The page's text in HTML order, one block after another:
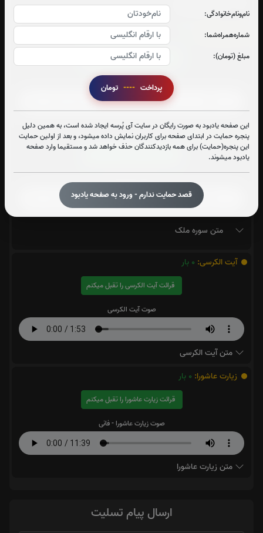
نام‌و‌نام‌خانوادگی:
شماره‌همراه‌شما:
مبلغ (تومان):
پرداخت ----
این صفحه یادبود به صورت رایگان در سایت آی پُرسه ایجاد شده است، به همین دلیل
پنجره حمایت در ابتدای صفحه برای کاربران نمایش داده میشود، و بعد از اولین حمایت
این پنجره(حمایت) برای همه بازدیدکنندگان حذف خواهد شد و مستقیما وارد صفحه
یادبود میشوند.
قصد حمایت ندارم - ورود به صفحه یادبود
سوره واقعه:
قرائت سوره واقعه را تقبل میکنم
صوت سوره واقعه
سوره ملک:1 بار
متن سوره ملک
آیت الکرسی: 0 بار
قرائت آیت الکرسی را تقبل میکنم
صوت آیت الکرسی
متن آیت الکرسی
زیارت عاشورا: 0 بار
قرائت زیارت عاشورا را تقبل میکنم
صوت زیارت عاشورا - فانی
متن زیارت عاشورا
ارسال پیام تسلیت